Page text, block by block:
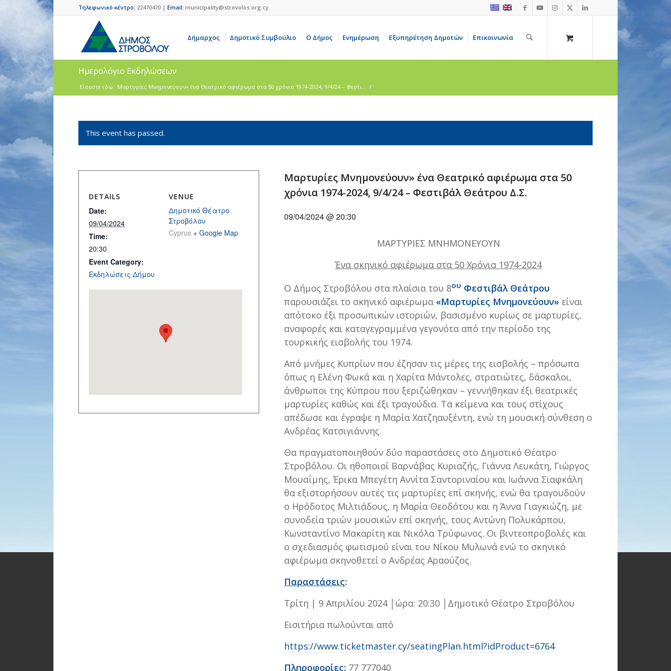
Τηλεφωνικό κέντρο: 22470470 | Email: municipality@strovolos.org.cy
Δήμαρχος Δημοτικό Συμβούλιο Ο Δήμος Ενημέρωση Εξυπηρέτηση Δημοτών Επικοινωνία
Ημερολόγιο Εκδηλώσεων
Είσαστε εδώ: Μαρτυρίες Μνημονεύουν» ένα Θεατρικό αφιέρωμα στα 50 χρόνια 1974-2024, 9/4/24 – Φεστι... /
This event has passed.
Μαρτυρίες Μνημονεύουν» ένα Θεατρικό αφιέρωμα στα 50
χρόνια 1974-2024, 9/4/24 – Φεστιβάλ Θεάτρου Δ.Σ.
09/04/2024 @ 20:30
ΜΑΡΤΥΡΙΕΣ ΜΝΗΜΟΝΕΥΟΥΝ
Ένα σκηνικό αφιέρωμα στα 50 Χρόνια 1974-2024
Ο Δήμος Στροβόλου στα πλαίσια του 8ου Φεστιβάλ Θεάτρου
παρουσιάζει το σκηνικό αφιέρωμα «Μαρτυρίες Μνημονεύουν» είναι
απότοκο έξι προσωπικών ιστοριών, βασισμένο κυρίως σε μαρτυρίες,
αναφορές και καταγεγραμμένα γεγονότα από την περίοδο της
τουρκικής εισβολής του 1974.
Από μνήμες Κυπρίων που έζησαν τις μέρες της εισβολής – πρόσωπα
όπως η Ελένη Φωκά και η Χαρίτα Μάντολες, στρατιώτες, δάσκαλοι,
άνθρωποι της Κύπρου που ξεριζώθηκαν – γεννήθηκαν έξι θεατρικές
μαρτυρίες καθώς και έξι τραγούδια. Τα κείμενα και τους στίχους
απέδωσε και έγραψε η Μαρία Χατζηαυξέντη, ενώ τη μουσική σύνθεση ο
Ανδρέας Κατσιγιάννης.
Θα πραγματοποιηθούν δύο παραστάσεις στο Δημοτικό Θέατρο
Στροβόλου. Οι ηθοποιοί Βαρνάβας Κυριαζής, Γιάννα Λευκάτη, Γιώργος
Μουαΐμης, Έρικα Μπεγέτη Αννίτα Σαντοριναίου και Ιωάννα Σιαφκάλη
θα εξιστορήσουν αυτές τις μαρτυρίες επί σκηνής, ενώ θα τραγουδούν
o Ηρόδοτος Μιλτιάδους, η Μαρία Θεοδότου και η Άννα Γιαγκιώζη, με
συνοδεία τριών μουσικών επί σκηνής, τους Αντώνη Πολυκάρπου,
Κωνσταντίνο Μακαρίτη και Νικόλα Τρύφωνος. Οι βιντεοπροβολές και
ο σχεδιασμός φωτισμού είναι του Νίκου Μυλωνά ενώ το σκηνικό
αφιέρωμα σκηνοθετεί ο Ανδρέας Αραούζος.
Παραστάσεις:
Τρίτη | 9 Απριλίου 2024 │ώρα: 20:30 │Δημοτικό Θέατρο Στροβόλου
Εισιτήρια πωλούνται από
https://www.ticketmaster.cy/seatingPlan.html?idProduct=6764
Πληροφορίες: 77 777040
DETAILS
Date:
09/04/2024
Time:
20:30
Event Category:
Εκδηλώσεις Δήμου
VENUE
Δημοτικό Θέατρο
Στροβόλου
Cyprus + Google Map